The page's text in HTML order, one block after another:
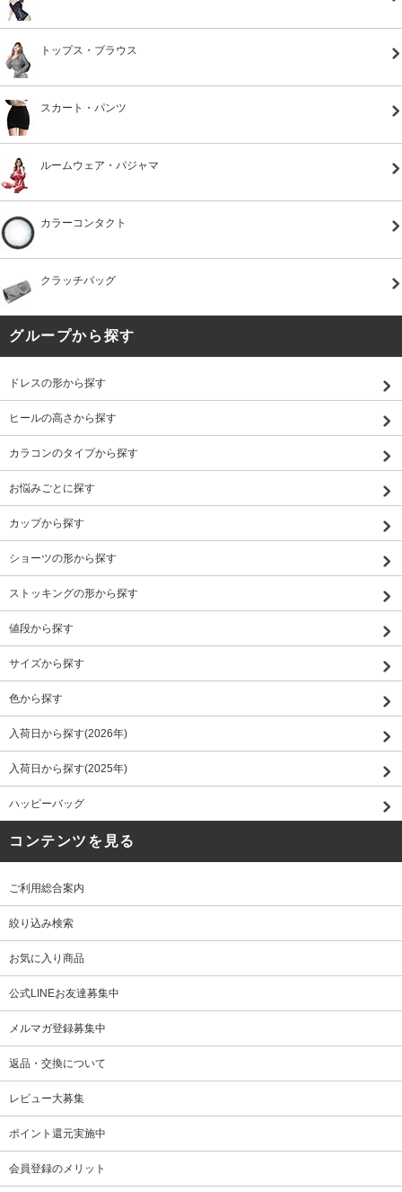
トップス・ブラウス
スカート・パンツ
ルームウェア・パジャマ
カラーコンタクト
クラッチバッグ
グループから探す
ドレスの形から探す
ヒールの高さから探す
カラコンのタイプから探す
お悩みごとに探す
カップから探す
ショーツの形から探す
ストッキングの形から探す
値段から探す
サイズから探す
色から探す
入荷日から探す(2026年)
入荷日から探す(2025年)
ハッピーバッグ
コンテンツを見る
ご利用総合案内
絞り込み検索
お気に入り商品
公式LINEお友達募集中
メルマガ登録募集中
返品・交換について
レビュー大募集
ポイント還元実施中
会員登録のメリット